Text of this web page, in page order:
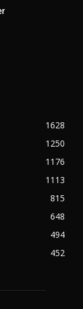
1628
1250
1176
1113
815
648
494
452